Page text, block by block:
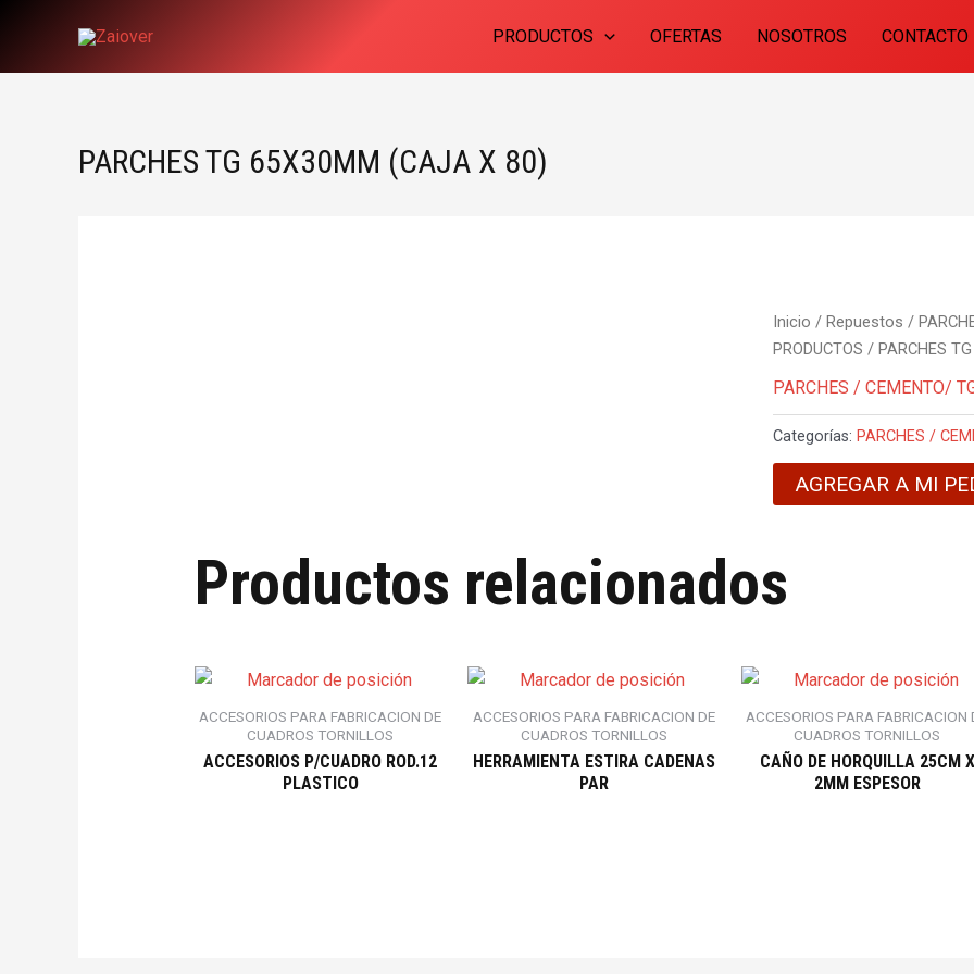
PRODUCTOS OFERTAS NOSOTROS CONTACTO
PARCHES TG 65X30MM (CAJA X 80)
Inicio / Repuestos /
PRODUCTOS / PARCHES
PARCHES / CEMENTO/
Categorías: PARCHES /
AGREGAR A MI
Productos relacionados
ACCESORIOS PARA FABRICACION DE
CUADROS TORNILLOS
ACCESORIOS P/CUADRO ROD.12
PLASTICO
ACCESORIOS PARA FABRICACION DE
CUADROS TORNILLOS
HERRAMIENTA ESTIRA CADENAS
PAR
ACCESORIOS PARA FABRICACION
CUADROS TORNILLOS
CAÑO DE HORQUILLA 25CM X
2MM ESPESOR